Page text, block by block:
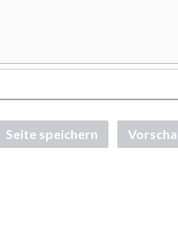
Seite speichern